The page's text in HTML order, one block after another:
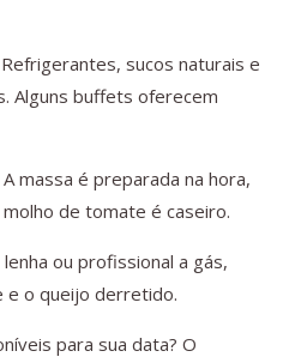
sucos naturais e
Alguns buffets oferecem
massa é preparada na hora,
de tomate é caseiro.
ou profissional a gás,
e o queijo derretido.
para sua data? O